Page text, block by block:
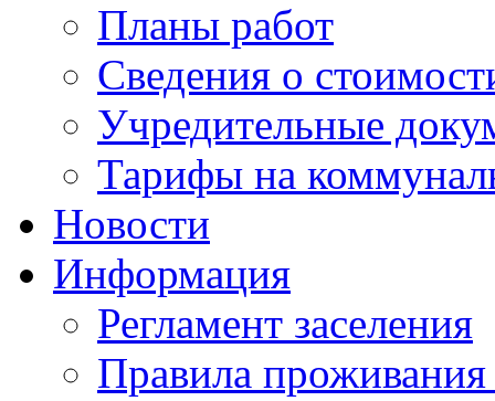
Планы работ
Сведения о
Учредительные
Тарифы на
Новости
Информация
Регламент заселения
Правила